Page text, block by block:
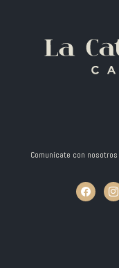
Comunícate con